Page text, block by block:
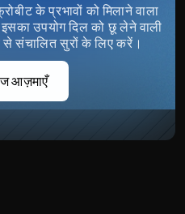
के प्रभावों को मिलाने वाला
उपयोग दिल को छू लेने वाली
संचालित सुरों के लिए करें।
आज़माएँ